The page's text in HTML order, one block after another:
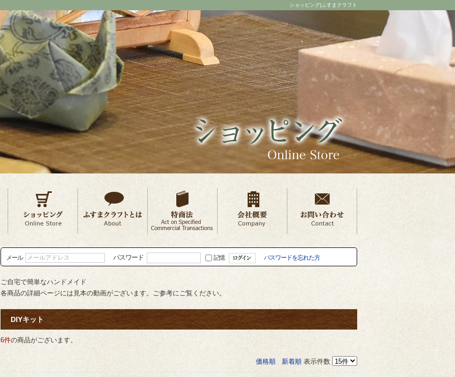
ショッピング|ふすまクラフト
メール パスワード 記憶 パスワードを忘れた方
ご自宅で簡単なハンドメイド
各商品の詳細ページには見本の動画がございます。ご参考にご覧ください。
DIYキット
6件の商品がございます。
価格順 新着順 表示件数